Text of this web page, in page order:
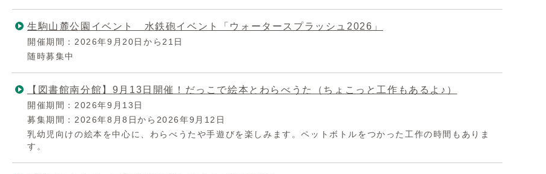
生駒山麓公園イベント 水鉄砲イベント「ウォータースプラッシュ2026」
開催期間：2026年9月20日から21日
随時募集中
【図書館南分館】9月13日開催！だっこで絵本とわらべうた（ちょこっと工作もあるよ♪）
開催期間：2026年9月13日
募集期間：2026年8月8日から2026年9月12日
乳幼児向けの絵本を中心に、わらべうたや手遊びを楽しみます。ペットボトルをつかった工作の時間もありま
す。